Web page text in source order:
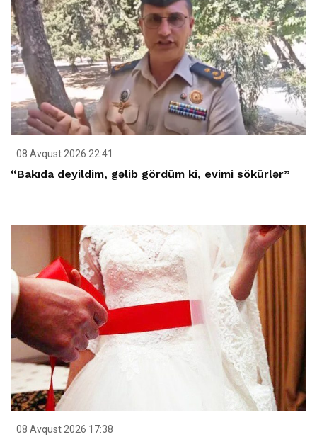
08 Avqust 2026 22:41
“Bakıda deyildim, gəlib gördüm ki, evimi sökürlər”
08 Avqust 2026 17:38